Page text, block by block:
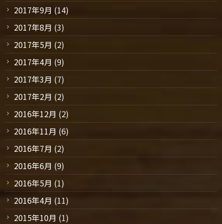
2017年9月 (14)
2017年8月 (3)
2017年5月 (2)
2017年4月 (9)
2017年3月 (7)
2017年2月 (2)
2016年12月 (2)
2016年11月 (6)
2016年7月 (2)
2016年6月 (9)
2016年5月 (1)
2016年4月 (11)
2015年10月 (1)